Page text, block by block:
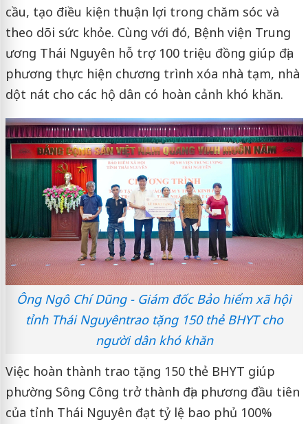
cầu, tạo điều kiện thuận lợi trong chăm sóc và
theo dõi sức khỏe. Cùng với đó, Bệnh viện Trung
ương Thái Nguyên hỗ trợ 100 triệu đồng giúp địa
phương thực hiện chương trình xóa nhà tạm, nhà
dột nát cho các hộ dân có hoàn cảnh khó khăn.
Ông Ngô Chí Dũng - Giám đốc Bảo hiểm xã hội
tỉnh Thái Nguyêntrao tặng 150 thẻ BHYT cho
người dân khó khăn
Việc hoàn thành trao tặng 150 thẻ BHYT giúp
phường Sông Công trở thành địa phương đầu tiên
của tỉnh Thái Nguyên đạt tỷ lệ bao phủ 100%